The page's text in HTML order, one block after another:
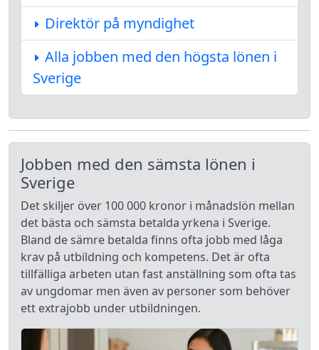
Direktör på myndighet
Alla jobben med den högsta lönen i
Sverige
Jobben med den sämsta lönen i
Sverige
Det skiljer över 100 000 kronor i månadslön mellan
det bästa och sämsta betalda yrkena i Sverige.
Bland de sämre betalda finns ofta jobb med låga
krav på utbildning och kompetens. Det är ofta
tillfälliga arbeten utan fast anställning som ofta tas
av ungdomar men även av personer som behöver
ett extrajobb under utbildningen.